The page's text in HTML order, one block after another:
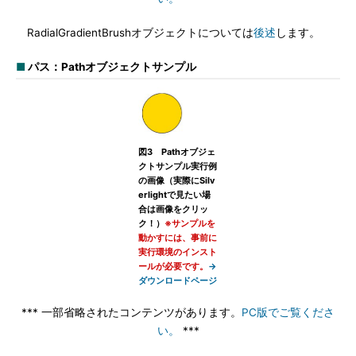
RadialGradientBrushオブジェクトについては後述 します。
■パス：Pathオブジェクトサンプル
図3 Pathオブジェ
クトサンプル実行例
の画像（実際にSilv
erlightで見たい場
合は画像をクリッ
ク！） ※サンプルを
動かすには、事前に
実行環境のインスト
ールが必要です。 →
ダウンロードページ
*** 一部省略されたコンテンツがあります。 PC版でご覧くださ
い。
***